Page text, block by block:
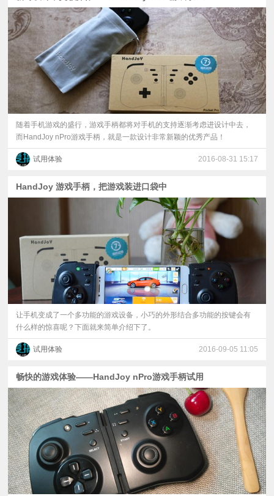
随着手机游戏的盛行，游戏手柄都将对手机的支持逐渐考虑进设计中去，
而HandJoy nPro游戏手柄，就是一款设计非常新颖的优秀产品！
试用体验 2016-08-31 15:17
HandJoy 游戏手柄，把游戏装进口袋中
让手机变成了一个多功能的游戏设备，小巧的外形结合多功能的按键会有
什么样的惊喜呢？下面就来简单介绍下了。
试用体验 2016-09-05 11:05
畅快的游戏体验——HandJoy nPro游戏手柄试用